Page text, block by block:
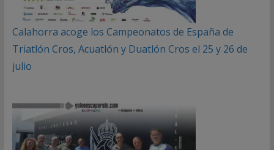
Calahorra acoge los Campeonatos de España de
Triatlón Cros, Acuatlón y Duatlón Cros el 25 y 26 de
julio